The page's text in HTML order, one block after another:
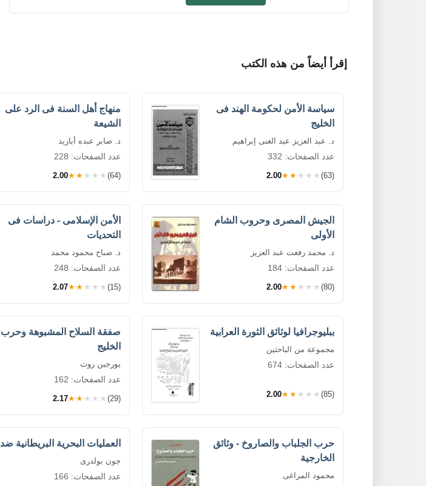
إقرأ أيضاً من هذه الكتب
سياسة الأمن لحكومة الهند فى
الخليج
د. عبد العزيز عبد الغنى إبراهيم
عدد الصفحات: 332
2.00★★★★★ (63)
منهاج أهل السنة فى الرد على
الشيعة
د. صابر عبده أبازيد
عدد الصفحات: 228
2.00★★★★★ (64)
الجيش المصرى وحروب الشام
الأولى
د. محمد رفعت عبد العزيز
عدد الصفحات: 184
2.00★★★★★ (80)
الأمن الإسلامى - دراسات فى
التحديات
د. صباح محمود محمد
عدد الصفحات: 248
2.07★★★★★ (15)
ببليوجرافيا لوثائق الثورة العرابية
مجموعة من الباحثين
عدد الصفحات: 674
2.00★★★★★ (85)
صفقة السلاح المشبوهة وحرب
الخليج
يورجين روث
عدد الصفحات: 162
2.17★★★★★ (29)
حرب الجلباب والصاروخ - وثائق
الخارجية
محمود المراغى
العمليات البحرية البريطانية ضد
جون بولدرى
عدد الصفحات: 166